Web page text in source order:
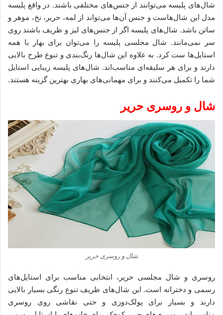
شال‌های پلیسه می‌توانند از جنس‌های مختلفی باشند. در واقع پلیسه
مدل این شال‌هاست و جنس آن‌ها می‌تواند از لمه، حریر، نخ، موهر و
ساتن باشد. شال‌های پلیسه اگر از جنس‌های لیز و ظریف باشند روی
سر نمی‌مانند. شال مجلسی پلیسه را می‌توان برای بهار با همه
استایل‌ها ست کرد. به علاوه این شال‌ها رنگ‌بندی و تنوع طرح بالایی
دارند و برای هر سلیقه‌ای مناسب‌اند. شال‌های پلیسه زیبایی استایل
شما را تکمیل می‌کنند و برای مهمانی‌های بهاری بهترین گزینه هستند.
شال و روسری حریر
شال و روسری حریر
روسری و شال مجلسی حریر، انتخابی مناسب برای استایل‌های
رسمی و دخترانه است. این شال‌های ظریف تنوع رنگی بسیار بالایی
دارند و بسیار برای پولک‌دوزی و حتی نقاشی روی روسری